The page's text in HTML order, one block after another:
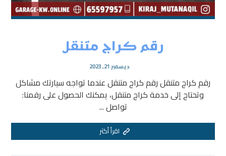
رقم كراج متنقل
ديسمبر 21, 2023
رقم كراج متنقل رقم كراج متنقل عندما تواجه سيارتك مشاكل
وتحتاج إلى خدمة كراج متنقل، يمكنك الحصول على رقمنا:
تواصل ...
اقرأ أكثر